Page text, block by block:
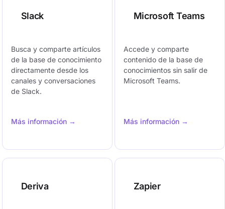
Slack
Busca y comparte artículos
de la base de conocimiento
directamente desde los
canales y conversaciones
de Slack.
Más información →
Microsoft Teams
Accede y comparte
contenido de la base de
conocimientos sin salir de
Microsoft Teams.
Más información →
Deriva Zapier